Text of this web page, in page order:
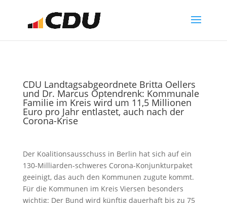
CDU Landtagsabgeordnete Britta Oellers
und Dr. Marcus Optendrenk: Kommunale
Familie im Kreis wird um 11,5 Millionen
Euro pro Jahr entlastet, auch nach der
Corona-Krise
Der Koalitionsausschuss in Berlin hat sich auf ein
130-Milliarden-schweres Corona-Konjunkturpaket
geeinigt, das auch den Kommunen zugute kommt.
Für die Kommunen im Kreis Viersen besonders
wichtig: Der Bund wird künftig dauerhaft bis zu 75